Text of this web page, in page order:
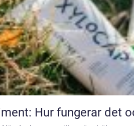
Hur fungerar det